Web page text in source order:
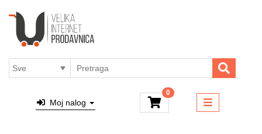
Moj nalog
0
Kategorije
4ALL - PARFEMI I KOZMETIKA
MACUN PROIZVODI
RUČNI SATOVI
Sve o
Online
placanje